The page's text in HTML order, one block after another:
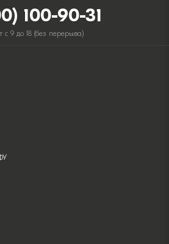
100-90-31
с 9 до 18 (без перерыва)